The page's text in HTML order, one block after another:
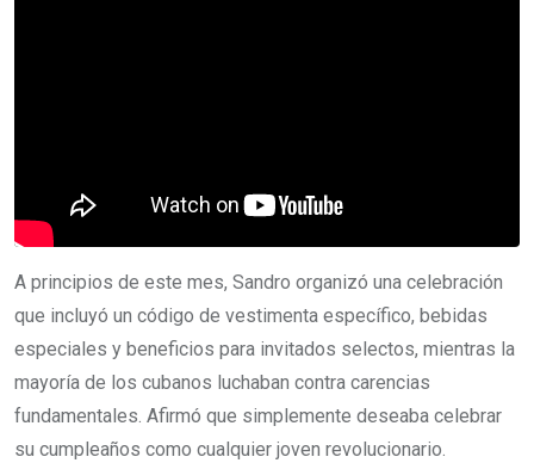
A principios de este mes, Sandro organizó una celebración
que incluyó un código de vestimenta específico, bebidas
especiales y beneficios para invitados selectos, mientras la
mayoría de los cubanos luchaban contra carencias
fundamentales. Afirmó que simplemente deseaba celebrar
su cumpleaños como cualquier joven revolucionario.